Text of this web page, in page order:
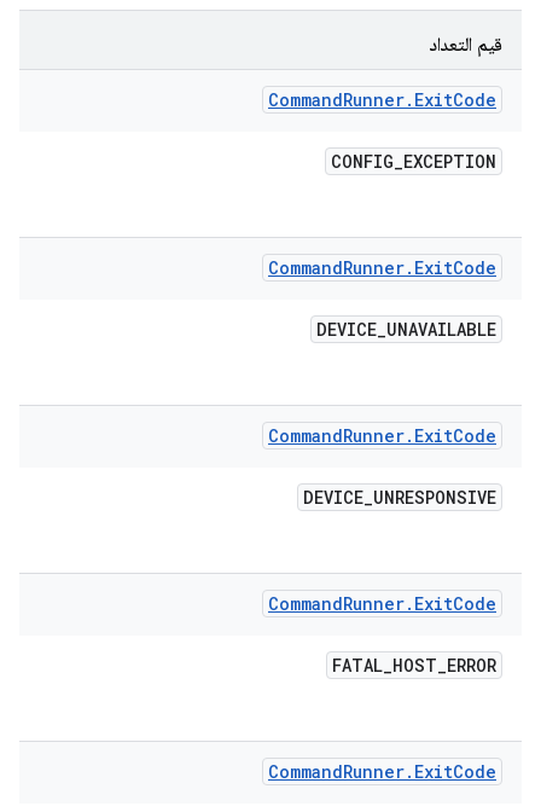
قيم التعداد
CommandRunner. ExitCode
CONFIG_EXCEPTION
CommandRunner. ExitCode
DEVICE_UNAVAILABLE
CommandRunner. ExitCode
DEVICE_UNRESPONSIVE
CommandRunner. ExitCode
FATAL_HOST_ERROR
CommandRunner. ExitCode